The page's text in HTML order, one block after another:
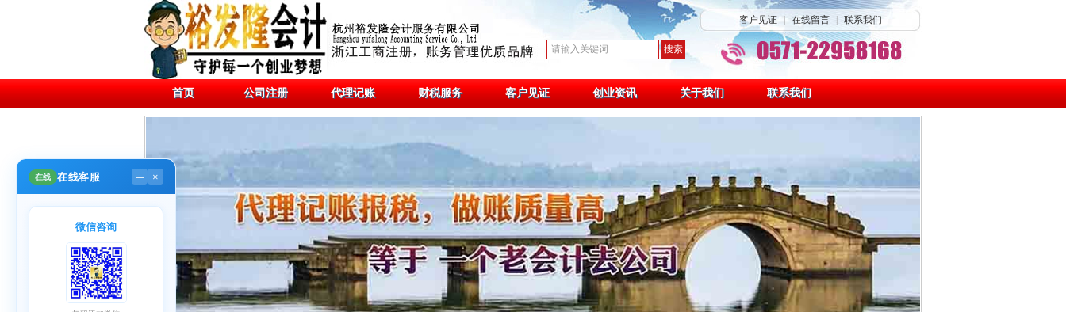
客户见证 在线留言 联系我们
首页 公司注册 代理记账 财税服务 客户见证 创业资讯 关于我们 联系我们
在线 在线客服 ─ ×
微信咨询